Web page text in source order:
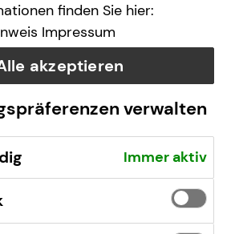
sind auch Termine außerhalb
auf Anfrage möglich.
finden Sie hier:
Impressum
akzeptieren
verwalten
Immer aktiv